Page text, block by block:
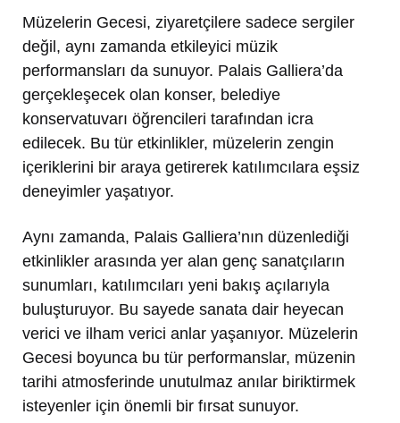
Müzelerin Gecesi, ziyaretçilere sadece sergiler
değil, aynı zamanda etkileyici müzik
performansları da sunuyor. Palais Galliera’da
gerçekleşecek olan konser, belediye
konservatuvarı öğrencileri tarafından icra
edilecek. Bu tür etkinlikler, müzelerin zengin
içeriklerini bir araya getirerek katılımcılara eşsiz
deneyimler yaşatıyor.
Aynı zamanda, Palais Galliera’nın düzenlediği
etkinlikler arasında yer alan genç sanatçıların
sunumları, katılımcıları yeni bakış açılarıyla
buluşturuyor. Bu sayede sanata dair heyecan
verici ve ilham verici anlar yaşanıyor. Müzelerin
Gecesi boyunca bu tür performanslar, müzenin
tarihi atmosferinde unutulmaz anılar biriktirmek
isteyenler için önemli bir fırsat sunuyor.